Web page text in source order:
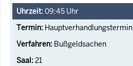
09:45 Uhr
Hauptverhandlungstermin
Bußgeldsachen
21